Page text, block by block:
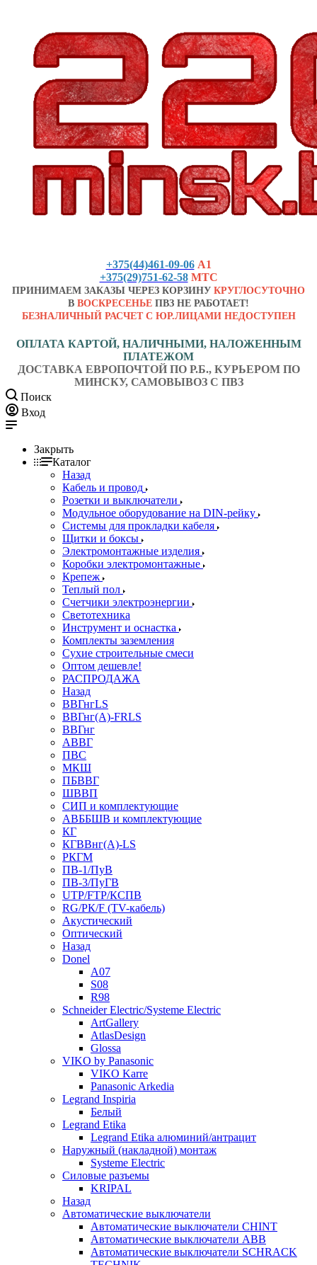
+375(44)461-09-06 А1
+375(29)751-62-58 МТС
ПРИНИМАЕМ ЗАКАЗЫ ЧЕРЕЗ КОРЗИНУ КРУГЛОСУТОЧНО
В ВОСКРЕСЕНЬЕ ПВЗ НЕ РАБОТАЕТ!
БЕЗНАЛИЧНЫЙ РАСЧЕТ С ЮР.ЛИЦАМИ НЕДОСТУПЕН
ОПЛАТА КАРТОЙ, НАЛИЧНЫМИ, НАЛОЖЕННЫМ
ПЛАТЕЖОМ
ДОСТАВКА ЕВРОПОЧТОЙ ПО Р.Б., КУРЬЕРОМ ПО
МИНСКУ, САМОВЫВОЗ С ПВЗ
Поиск
Вход
Закрыть
Каталог
Назад
Кабель и провод
Розетки и выключатели
Модульное оборудование на DIN-рейку
Системы для прокладки кабеля
Щитки и боксы
Электромонтажные изделия
Коробки электромонтажные
Крепеж
Теплый пол
Счетчики электроэнергии
Светотехника
Инструмент и оснастка
Комплекты заземления
Сухие строительные смеси
Оптом дешевле!
РАСПРОДАЖА
Назад
ВВГнгLS
ВВГнг(А)-FRLS
ВВГнг
АВВГ
ПВС
МКШ
ПБВВГ
ШВВП
СИП и комплектующие
АВББШВ и комплектующие
КГ
КГВВнг(А)-LS
РКГМ
ПВ-1/ПуВ
ПВ-3/ПуГВ
UTP/FTP/КСПВ
RG/РК/F (TV-кабель)
Акустический
Оптический
Назад
Donel
A07
S08
R98
Schneider Electric/Systeme Electric
ArtGallery
AtlasDesign
Glossa
VIKO by Panasonic
VIKO Karre
Panasonic Arkedia
Legrand Inspiria
Белый
Legrand Etika
Legrand Etika алюминий/антрацит
Наружный (накладной) монтаж
Systeme Electric
Силовые разъемы
KRIPAL
Назад
Автоматические выключатели
Автоматические выключатели CHINT
Автоматические выключатели ABB
Автоматические выключатели SCHRACK